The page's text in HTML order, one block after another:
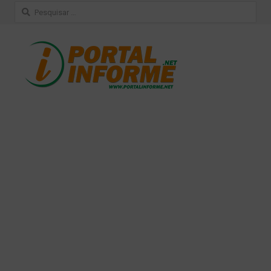
Pesquisar